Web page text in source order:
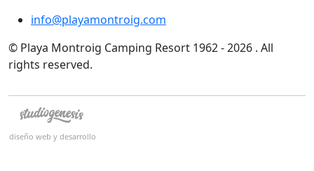
info@playamontroig.com
© Playa Montroig Camping Resort 1962 - 2026 . All
rights reserved.